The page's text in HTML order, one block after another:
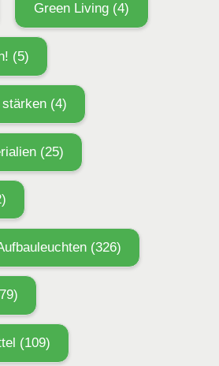
Green Living(4)
(5)
stärken(4)
(25)
(326)
(109)